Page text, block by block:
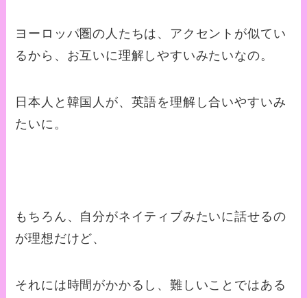
ヨーロッパ圏の人たちは、アクセントが似てい
るから、お互いに理解しやすいみたいなの。
日本人と韓国人が、英語を理解し合いやすいみ
たいに。
もちろん、自分がネイティブみたいに話せるの
が理想だけど、
それには時間がかかるし、難しいことではある